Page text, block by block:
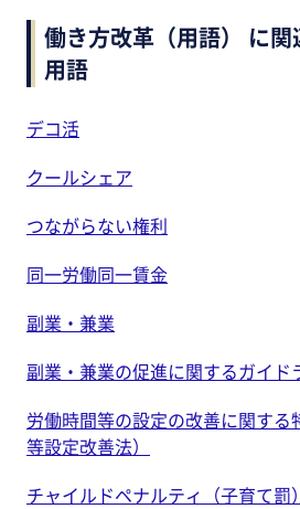
働き方改革（用語） に
用語
デコ活
クールシェア
つながらない権利
同一労働同一賃金
副業・兼業
副業・兼業の促進に関するガイド
労働時間等の設定の改善に関する
等設定改善法）
チャイルドペナルティ（子育て罰）